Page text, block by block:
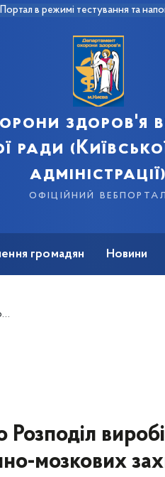
Портал в режимі тестування та
здоров'я
ради
адміністрації)
офіційний вебпортал
громадян Новини
мозкових